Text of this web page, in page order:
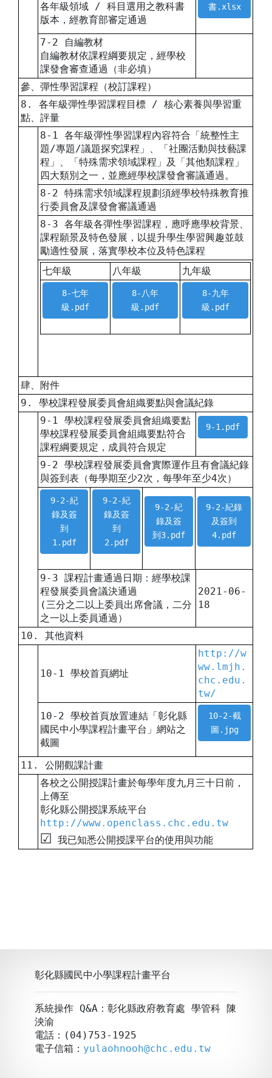
各年級領域 / 科目選用之教科書
版本，經教育部審定通過
書.xlsx
7-2 自編教材
自編教材依課程綱要規定，經學校
課發會審查通過（非必填）
參、彈性學習課程（校訂課程）
8. 各年級彈性學習課程目標 / 核心素養與學習重
點、評量
8-1 各年級彈性學習課程內容符合「統整性主
題/專題/議題探究課程」、「社團活動與技藝課
程」、「特殊需求領域課程」及「其他類課程」
四大類別之一，並應經學校課發會審議通過。
8-2 特殊需求領域課程規劃須經學校特殊教育推
行委員會及課發會審議通過
8-3 各年級各彈性學習課程，應呼應學校背景、
課程願景及特色發展，以提升學生學習興趣並鼓
勵適性發展，落實學校本位及特色課程
七年級
八年級 九年級
8-七年
級.pdf
8-八年
級.pdf
8-九年
級.pdf
肆、附件
9. 學校課程發展委員會組織要點與會議紀錄
9-1 學校課程發展委員會組織要點
學校課程發展委員會組織要點符合
課程綱要規定，成員符合規定
9-1.pdf
9-2 學校課程發展委員會實際運作且有會議紀錄
與簽到表（每學期至少2次，每學年至少4次）
9-2-紀
錄及簽
到
1.pdf
9-2-紀
錄及簽
到
2.pdf
9-2-紀
錄及簽
到3.pdf
9-2-紀錄
及簽到
4.pdf
9-3 課程計畫通過日期：經學校課
程發展委員會議決通過
(三分之二以上委員出席會議，二分
之一以上委員通過）
2021-06-
18
10. 其他資料
10-1 學校首頁網址
http://w
ww.lmjh.
chc.edu.
tw/
10-2 學校首頁放置連結「彰化縣
國民中小學課程計畫平台」網站之
截圖
10-2-截
圖.jpg
11. 公開觀課計畫
各校之公開授課計畫於每學年度九月三十日前，
上傳至
彰化縣公開授課系統平台
http://www.openclass.chc.edu.tw
☑︎ 我已知悉公開授課平台的使用與功能
彰化縣國民中小學課程計畫平台
系統操作 Q&A：彰化縣政府教育處 學管科 陳
泱渝
電話：(04)753-1925
電子信箱： yulaohnooh@chc.edu.tw